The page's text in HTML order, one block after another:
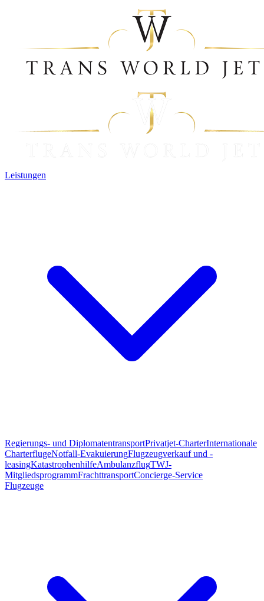
Leistungen
Regierungs- und DiplomatentransportPrivatjet-CharterInternationale
CharterflugeNotfall-EvakuierungFlugzeugverkauf und -
leasingKatastrophenhilfeAmbulanzflugTWJ-
MitgliedsprogrammFrachttransportConcierge-Service
Flugzeuge